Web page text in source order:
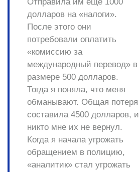
долларов на «налоги».
После этого они
потребовали оплатить
«комиссию за
международный перевод» в
размере 500 долларов.
Тогда я поняла, что меня
обманывают. Общая потеря
составила 4500 долларов, и
никто мне их не вернул.
Когда я начала угрожать
обращением в полицию,
«аналитик» стал угрожать